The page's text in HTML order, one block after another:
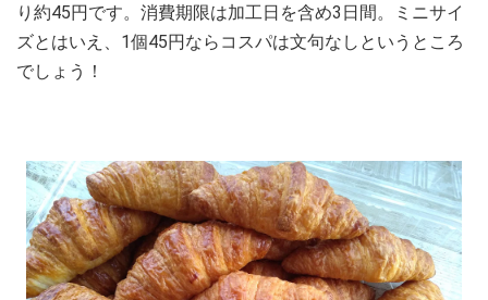
り約45円です。消費期限は加工日を含め3日間。ミニサイ
ズとはいえ、1個45円ならコスパは文句なしというところ
でしょう！